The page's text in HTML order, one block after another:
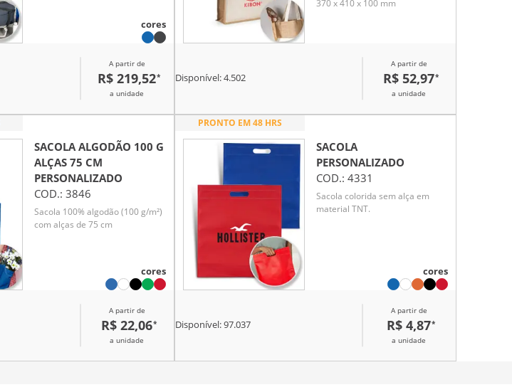
com fecho. A bolsa tem alça de
ombro removível e ajustável em
cores
A partir de
R$ 219,52*
a unidade
370 x 410 x 100 mm
Disponível:4.502
A partir de
R$ 52,97*
a unidade
SACOLA ALGODÃO 100 G
ALÇAS 75 CM
PERSONALIZADO
COD.: 3846
Sacola 100% algodão (100 g/m²)
com alças de 75 cm
cores
A partir de
R$ 22,06*
a unidade
PRONTO EM 48 HRS
SACOLA
PERSONALIZADO
COD.: 4331
Sacola colorida sem alça em
material TNT.
cores
Disponível:97.037
A partir de
R$ 4,87*
a unidade